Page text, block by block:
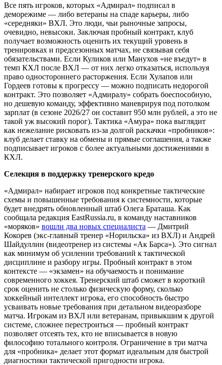
Все пять игроков, которых «Адмирал» подписал в
деморежиме — либо ветераны на спаде карьеры, либо
«середняки» ВХЛ. Это люди, чьи рыночные запросы,
очевидно, невысоки. Заключая пробный контракт, клуб
получает возможность оценить их текущий уровень в
тренировках и предсезонных матчах, не связывая себя
обязательствами. Если Куликов или Манухов «не въедут» в
темп КХЛ после ВХЛ — от них легко отказаться, используя
право одностороннего расторжения. Если Хулапов или
Гордеев готовы к прогрессу — можно подписать недорогой
контракт. Это позволяет «Адмиралу» собрать боеспособную,
но дешевую команду, эффективно маневрируя под потолком
зарплат (в сезоне 2026/27 он составит 950 млн рублей, а это не
такой уж высокий порог). Тактика «Амура» пока выглядит
как нежелание рисковать из-за долгой раскачки «пробников»:
клуб делает ставку на обмены и прямые соглашения, а также
подписывает игроков с более актуальными достижениями в
КХЛ.
Селекция в поддержку тренерского кредо
«Адмирал» набирает игроков под конкретные тактические
схемы и повышенные требования к системности, которые
будет внедрять обновленный штаб Олега Браташа. Как
сообщала редакция EastRussia.ru, в команду наставников
«моряков» вошли два новых специалиста — Дмитрий
Кокорев (экс-главный тренер «Норильска» из ВХЛ) и Андрей
Шайдуллин (видеотренер из системы «Ак Барса»). Это сигнал
как минимум об усилении требований к тактической
дисциплине и разбору игры. Пробный контракт в этом
контексте — «экзамен» на обучаемость и понимание
современного хоккея. Тренерский штаб сможет в короткий
срок оценить не столько физическую форму, сколько
хоккейный интеллект игрока, его способность быстро
усваивать новые требования при детальном видеоразборе
матча. Игрокам из ВХЛ или ветеранам, привыкшим к другой
системе, сложнее перестроиться — пробный контракт
позволяет отсеять тех, кто не вписывается в новую
философию тотального контроля. Ограничение в три матча
для «пробника» делает этот формат идеальным для быстрой
диагностики тактической пригодности игрока.